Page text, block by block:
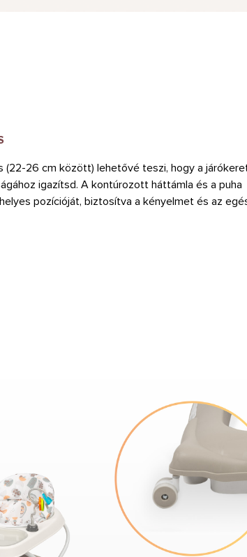
(22-26 cm között) lehetővé teszi, hogy a
igazítsd. A kontúrozott háttámla és a puha
pozícióját, biztosítva a kényelmet és az